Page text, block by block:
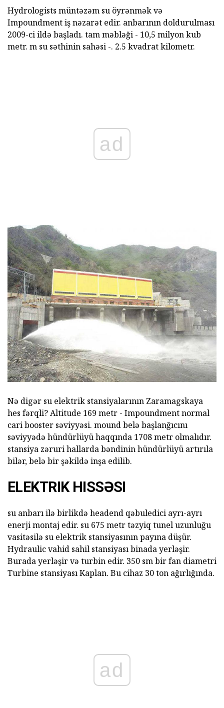
Hydrologists müntəzəm su öyrənmək və
Impoundment iş nəzarət edir. anbarının doldurulması
2009-ci ildə başladı. tam məbləği - 10,5 milyon kub
metr. m su səthinin sahəsi -. 2.5 kvadrat kilometr.
ad
Nə digər su elektrik stansiyalarının Zaramagskaya
hes fərqli? Altitude 169 metr - Impoundment normal
cari booster səviyyəsi. mound belə başlanğıcını
səviyyədə hündürlüyü haqqında 1708 metr olmalıdır.
stansiya zəruri hallarda bəndinin hündürlüyü artırıla
bilər, belə bir şəkildə inşa edilib.
ELEKTRIK HISSƏSI
su anbarı ilə birlikdə headend qəbuledici ayrı-ayrı
enerji montaj edir. su 675 metr təzyiq tunel uzunluğu
vasitəsilə su elektrik stansiyasının payına düşür.
Hydraulic vahid sahil stansiyası binada yerləşir.
Burada yerləşir və turbin edir. 350 sm bir fan diametri
Turbine stansiyası Kaplan. Bu cihaz 30 ton ağırlığında.
ad